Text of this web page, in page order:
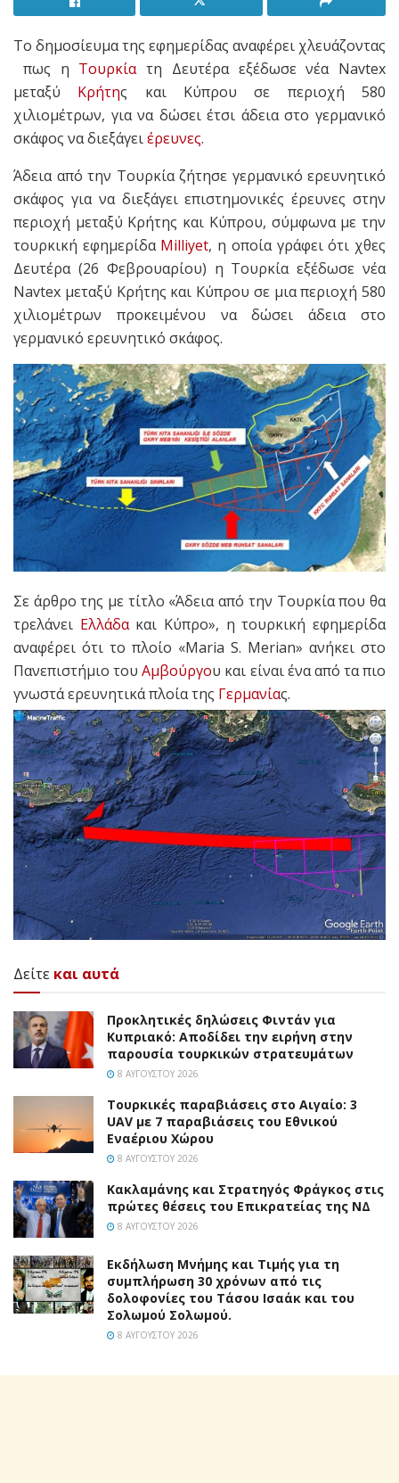
Tο δημοσίευμα της εφημερίδας αναφέρει χλευάζοντας
πως η Τουρκίατη Δευτέρα εξέδωσε νέα Navtex
μεταξύ Κρήτης και Κύπρου σε περιοχή 580
χιλιομέτρων, για να δώσει έτσι άδεια στο γερμανικό
σκάφος να διεξάγειέρευνες.
Άδεια από την Τουρκία ζήτησε γερμανικό ερευνητικό
σκάφος για να διεξάγει επιστημονικές έρευνες στην
περιοχή μεταξύ Κρήτης και Κύπρου, σύμφωνα με την
τουρκική εφημερίδα Milliyet, η οποία γράφει ότι χθες
Δευτέρα (26 Φεβρουαρίου) η Τουρκία εξέδωσε νέα
Navtex μεταξύ Κρήτης και Κύπρου σε μια περιοχή 580
χιλιομέτρων προκειμένου να δώσει άδεια στο
γερμανικό ερευνητικό σκάφος.
Σε άρθρο της με τίτλο «Άδεια από την Τουρκία που θα
τρελάνει Ελλάδακαι Κύπρο», η τουρκική εφημερίδα
αναφέρει ότι το πλοίο «Maria S. Merian» ανήκει στο
Πανεπιστήμιο τουΑμβούργου και είναι ένα από τα πιο
γνωστά ερευνητικά πλοία της Γερμανίας.
Δείτε και αυτά
Προκλητικές δηλώσεις Φιντάν για
Κυπριακό: Αποδίδει την ειρήνη στην
παρουσία τουρκικών στρατευμάτων
8 ΑΥΓΟΎΣΤΟΥ 2026
Τουρκικές παραβιάσεις στο Αιγαίο: 3
UAV με 7 παραβιάσεις του Εθνικού
Εναέριου Χώρου
8 ΑΥΓΟΎΣΤΟΥ 2026
Κακλαμάνης και Στρατηγός Φράγκος στις
πρώτες θέσεις του Επικρατείας της ΝΔ
8 ΑΥΓΟΎΣΤΟΥ 2026
Εκδήλωση Μνήμης και Τιμής για τη
συμπλήρωση 30 χρόνων από τις
δολοφονίες του Τάσου Ισαάκ και του
Σολωμού Σολωμού.
8 ΑΥΓΟΎΣΤΟΥ 2026